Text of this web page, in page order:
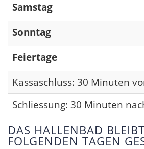
Samstag
Sonntag
Feiertage
Kassaschluss: 30 Minuten
Schliessung: 30 Minuten
DAS HALLENBAD
FOLGENDEN TAGEN